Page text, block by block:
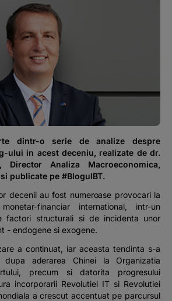
dintr-o serie de analize despre
ului in acest deceniu, realizate de dr.
Director Analiza Macroeconomica,
publicate pe #BlogulBT.
decenii au fost numeroase provocari la
financiar international, intr-un
factori structurali si de incidenta unor
- endogene si exogene.
a continuat, iar aceasta tendinta s-a
dupa aderarea Chinei la Organizatia
precum si datorita progresului
incorporarii Revolutiei IT si Revolutiei
a crescut accentuat pe parcursul